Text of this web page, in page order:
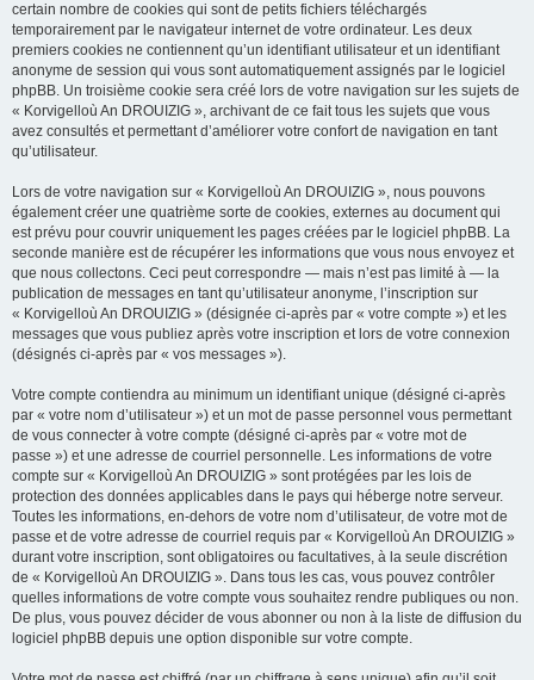
certain nombre de cookies qui sont de petits fichiers téléchargés
temporairement par le navigateur internet de votre ordinateur. Les deux
premiers cookies ne contiennent qu’un identifiant utilisateur et un identifiant
anonyme de session qui vous sont automatiquement assignés par le logiciel
phpBB. Un troisième cookie sera créé lors de votre navigation sur les sujets de
« Korvigelloù An DROUIZIG », archivant de ce fait tous les sujets que vous
avez consultés et permettant d’améliorer votre confort de navigation en tant
qu’utilisateur.
Lors de votre navigation sur « Korvigelloù An DROUIZIG », nous pouvons
également créer une quatrième sorte de cookies, externes au document qui
est prévu pour couvrir uniquement les pages créées par le logiciel phpBB. La
seconde manière est de récupérer les informations que vous nous envoyez et
que nous collectons. Ceci peut correspondre — mais n’est pas limité à — la
publication de messages en tant qu’utilisateur anonyme, l’inscription sur
« Korvigelloù An DROUIZIG » (désignée ci-après par « votre compte ») et les
messages que vous publiez après votre inscription et lors de votre connexion
(désignés ci-après par « vos messages »).
Votre compte contiendra au minimum un identifiant unique (désigné ci-après
par « votre nom d’utilisateur ») et un mot de passe personnel vous permettant
de vous connecter à votre compte (désigné ci-après par « votre mot de
passe ») et une adresse de courriel personnelle. Les informations de votre
compte sur « Korvigelloù An DROUIZIG » sont protégées par les lois de
protection des données applicables dans le pays qui héberge notre serveur.
Toutes les informations, en-dehors de votre nom d’utilisateur, de votre mot de
passe et de votre adresse de courriel requis par « Korvigelloù An DROUIZIG »
durant votre inscription, sont obligatoires ou facultatives, à la seule discrétion
de « Korvigelloù An DROUIZIG ». Dans tous les cas, vous pouvez contrôler
quelles informations de votre compte vous souhaitez rendre publiques ou non.
De plus, vous pouvez décider de vous abonner ou non à la liste de diffusion du
logiciel phpBB depuis une option disponible sur votre compte.